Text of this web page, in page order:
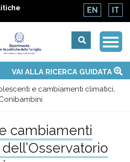
EN IT
VAI ALLA RICERCA GUIDATA
e cambiamenti climatici,
cambiamenti